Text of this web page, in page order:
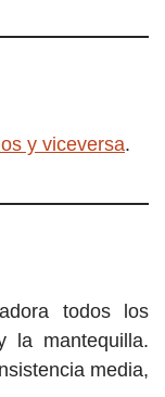
y viceversa.
todos los
la mantequilla.
media,